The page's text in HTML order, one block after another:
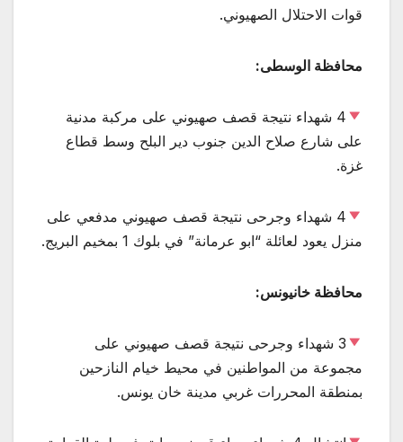
قوات الاحتلال الصهيوني.
محافظة الوسطى:
4 شهداء نتيجة قصف صهيوني على مركبة مدنية
على شارع صلاح الدين جنوب دير البلح وسط قطاع
غزة.
4 شهداء وجرحى نتيجة قصف صهيوني مدفعي على
منزل يعود لعائلة “ابو عرمانة” في بلوك 1 بمخيم البريج.
محافظة خانيونس:
3 شهداء وجرحى نتيجة قصف صهيوني على
مجموعة من المواطنين في محيط خيام النازحين
بمنطقة المحررات غربي مدينة خان يونس.